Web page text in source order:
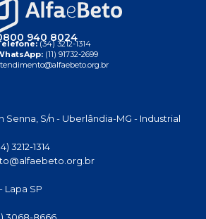
940 8024
(34) 3212-1314
(11) 91732-2699
Senna, S/n - Uberlândia-MG - Industrial
3212-1314
Lapa SP